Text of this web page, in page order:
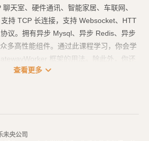
天室、硬件通讯、智能家居、车联网、
持 TCP 长连接，支持 Websocket、HTT
议。拥有异步 Mysql、异步 Redis、异步
多高性能组件。通过此课程学习，你会学
框架的用法。除此外，你还
的基础用法。 2. Laravel 中使用 Web
地址你可以从这里得到完整的项目源
查看更多 expand_more
未央公司